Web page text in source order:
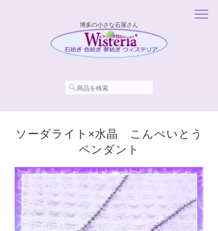
博多の小さな石屋さん
ソーダライト×水晶 こんぺいとう
ペンダント